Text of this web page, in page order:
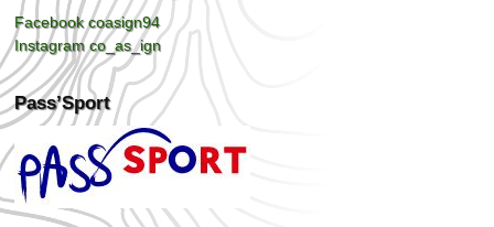
Facebook coasign94
Instagram co_as_ign
Pass’Sport